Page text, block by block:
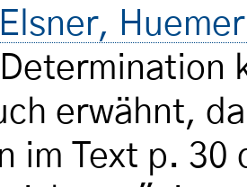
Elsner,
erwähnt,
im Text p. 30